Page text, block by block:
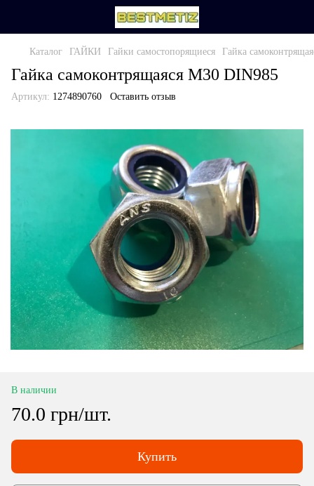
Каталог ГАЙКИ Гайки самостопорящиеся Гайка
Гайка самоконтрящаяся М30 DIN985
Артикул: 1274890760 Оставить отзыв
В наличии
70.0 грн/шт.
Купить